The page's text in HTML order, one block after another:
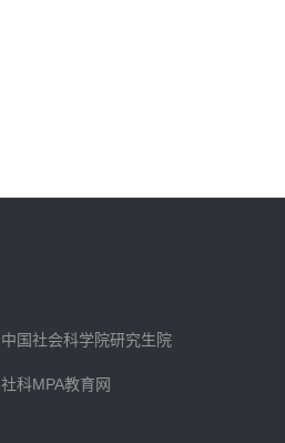
中国社会科学院研究生院
社科MPA教育网